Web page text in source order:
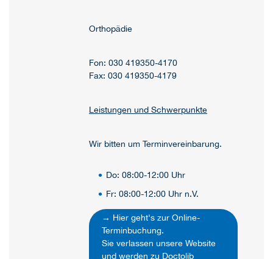
Orthopädie
Fon: 030 419350-4170
Fax: 030 419350-4179
Leistungen und Schwerpunkte
Wir bitten um Terminvereinbarung.
Do: 08:00-12:00 Uhr
Fr: 08:00-12:00 Uhr n.V.
→ Hier geht's zur Online-
Terminbuchung.
Sie verlassen unsere Website
und werden zu Doctolib